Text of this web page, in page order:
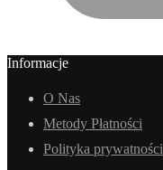
Informacje
O Nas
Metody Płatności
Polityka prywatności